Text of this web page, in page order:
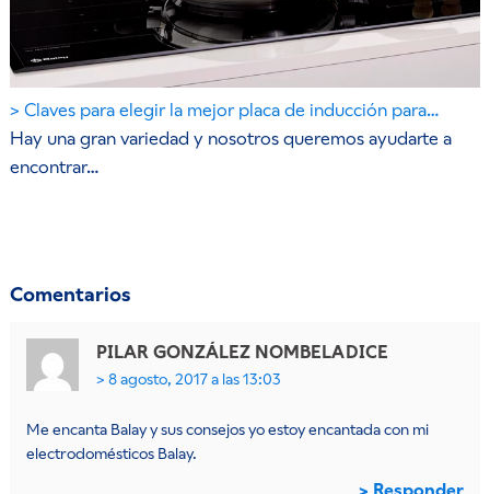
Claves para elegir la mejor placa de inducción para…
Hay una gran variedad y nosotros queremos ayudarte a
encontrar…
Comentarios
PILAR GONZÁLEZ NOMBELA DICE
8 agosto, 2017 a las 13:03
Me encanta Balay y sus consejos yo estoy encantada con mi
electrodomésticos Balay.